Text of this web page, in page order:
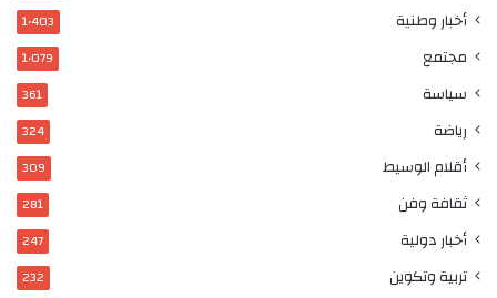
أخبار وطنية 1٬403
مجتمع 1٬079
سياسة 361
رياضة 324
أقلام الوسيط 309
ثقافة وفن 281
أخبار دولية 247
تربية وتكوين 232